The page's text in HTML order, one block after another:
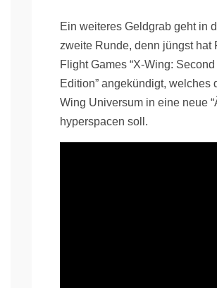
Ein weiteres Geldgrab geht in
zweite Runde, denn jüngst hat
Flight Games “X-Wing: Second
Edition” angekündigt, welches
Wing Universum in eine neue
hyperspacen soll.